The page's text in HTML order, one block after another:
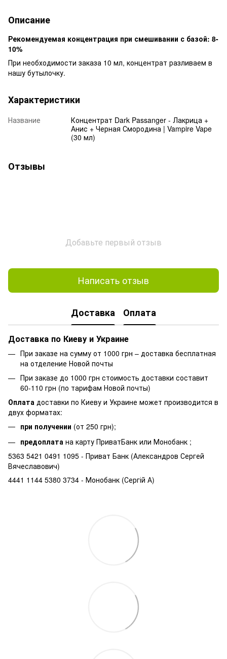
Описание
Рекомендуемая концентрация при смешивании с базой: 8-
10%
При необходимости заказа 10 мл, концентрат разливаем в
нашу бутылочку.
Характеристики
Название
Концентрат Dark Passanger - Лакрица +
Анис + Черная Смородина | Vampire Vape
(30 мл)
Отзывы
Добавьте первый отзыв
Написать отзыв
Доставка Оплата
Доставка по Киеву и Украине
При заказе на сумму от 1000 грн – доставка бесплатная
на отделение Новой почты
При заказе до 1000 грн стоимость доставки составит
60-110 грн (по тарифам Новой почты)
Оплата доставки по Киеву и Украине может производится в
двух форматах:
при получении (от 250 грн);
предоплата на карту ПриватБанк или Монобанк ;
5363 5421 0491 1095 - Приват Банк (Александров Сергей
Вячеславович)
4441 1144 5380 3734 - Монобанк (Сергій А)